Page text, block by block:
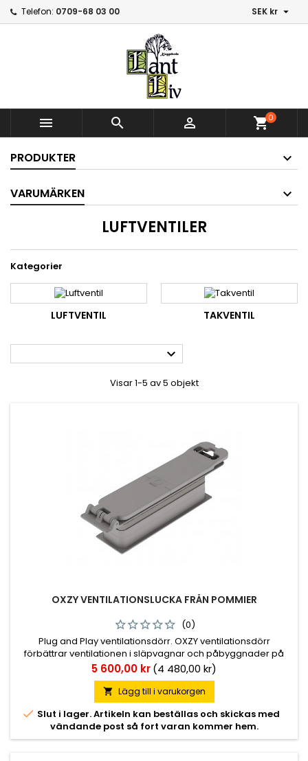
Telefon: 0709-68 03 00 SEK kr 
   shopping_cart0
PRODUKTER
VARUMÄRKEN
LUFTVENTILER
Kategorier
LUFTVENTIL TAKVENTIL

Visar 1-5 av 5 objekt
OXZY VENTILATIONSLUCKA FRÅN POMMIER
(0)
Plug and Play ventilationsdörr. OXZY ventilationsdörr
förbättrar ventilationen i släpvagnar och påbyggnader på
temperaturkontrollerade lastbilar, samtidigt som fordonets
innertemperatur bibehålls. Denna utrustning kombinerar
robusthet med säkerhet och prestanda, utöver förbättrad
värmeisoleri
Pris
5 600,00 kr(4 480,00 kr)
 Lägg till i varukorgen
 Slut i lager. Artikeln kan beställas och skickas med
vändande post så fort varan kommer hem.